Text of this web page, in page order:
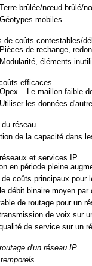
Terre brûlée/nœud brûlé/
Géotypes mobiles
de coûts contestables/
Pièces de rechange,
Modularité, éléments
efficaces
Opex – Le maillon faible
Utiliser les données
réseau
de la capacité dans
et services IP
en période pleine
de coûts principaux pour
débit binaire moyen par
de routage pour un
de voix sur
de service sur un
d'un réseau IP